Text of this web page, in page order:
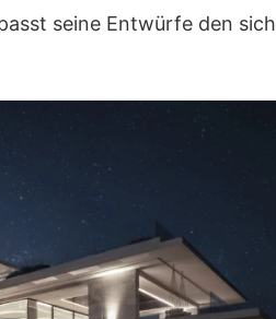
seine Entwürfe den sich